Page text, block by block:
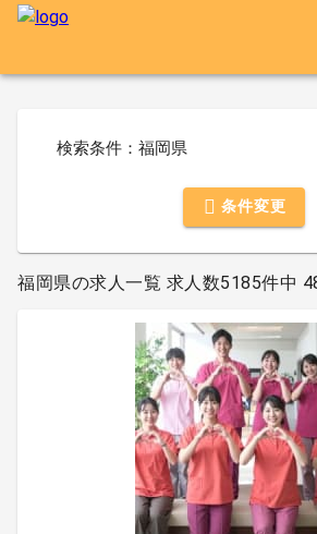
検索条件：福岡県
条件変更
福岡県の求人一覧 求人数5185件中